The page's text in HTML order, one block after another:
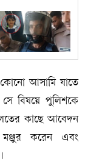
আসামি যাতে
বিষয়ে পুলিশকে
কাছে আবেদন
করেন এবং